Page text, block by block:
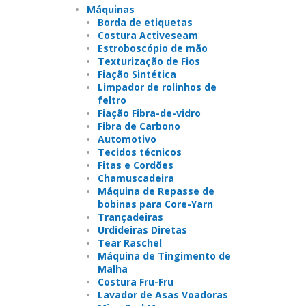
Máquinas
Borda de etiquetas
Costura Activeseam
Estroboscópio de mão
Texturização de Fios
Fiação Sintética
Limpador de rolinhos de
feltro
Fiação Fibra-de-vidro
Fibra de Carbono
Automotivo
Tecidos técnicos
Fitas e Cordões
Chamuscadeira
Máquina de Repasse de
bobinas para Core-Yarn
Trançadeiras
Urdideiras Diretas
Tear Raschel
Máquina de Tingimento de
Malha
Costura Fru-Fru
Lavador de Asas Voadoras